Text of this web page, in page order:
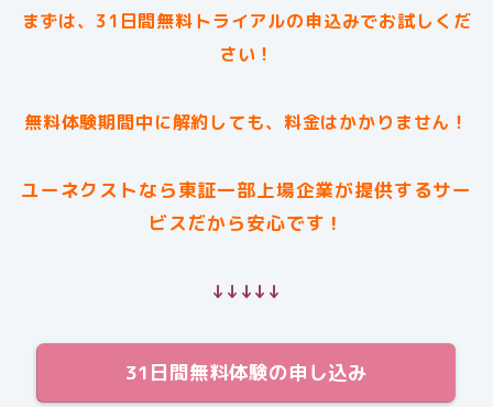
まずは、31日間無料トライアルの申込みでお試しくだ
さい！
無料体験期間中に解約しても、料金はかかりません！
ユーネクストなら東証一部上場企業が提供するサー
ビスだから安心です！
↓↓↓↓↓
31日間無料体験の申し込み